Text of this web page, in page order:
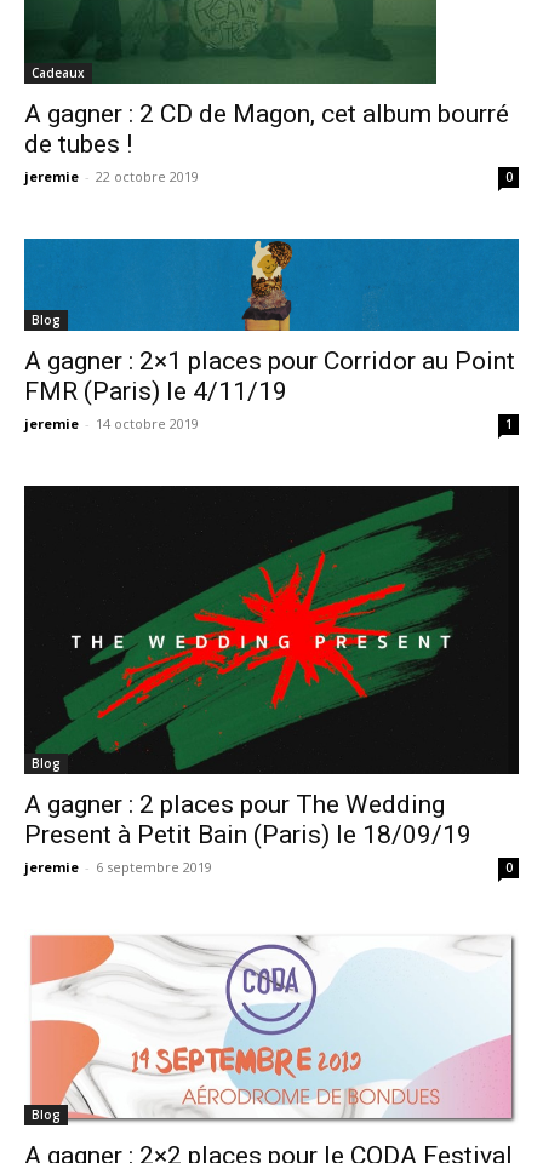
Cadeaux
A gagner : 2 CD de Magon, cet album bourré
de tubes !
jeremie - 22 octobre 2019 0
Blog
A gagner : 2×1 places pour Corridor au Point
FMR (Paris) le 4/11/19
jeremie - 14 octobre 2019 1
Blog
A gagner : 2 places pour The Wedding
Present à Petit Bain (Paris) le 18/09/19
jeremie - 6 septembre 2019 0
Blog
A gagner : 2×2 places pour le CODA Festival